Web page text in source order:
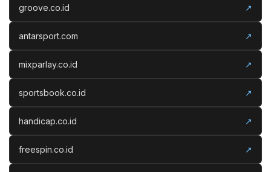
groove.co.id ↗
antarsport.com ↗
mixparlay.co.id ↗
sportsbook.co.id ↗
handicap.co.id ↗
freespin.co.id ↗